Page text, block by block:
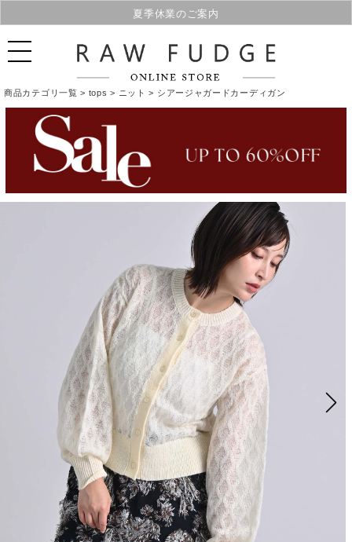
夏季休業のご案内
商品カテゴリ一覧 > tops > ニット > シアージャガードカーディガン